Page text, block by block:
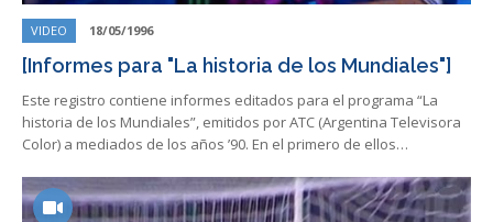
VIDEO 18/05/1996
[Informes para "La historia de los Mundiales"]
Este registro contiene informes editados para el programa “La
historia de los Mundiales”, emitidos por ATC (Argentina Televisora
Color) a mediados de los años ’90. En el primero de ellos…